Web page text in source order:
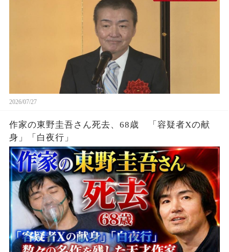
2026/07/27
作家の東野圭吾さん死去、68歳 「容疑者Xの献
身」「白夜行」